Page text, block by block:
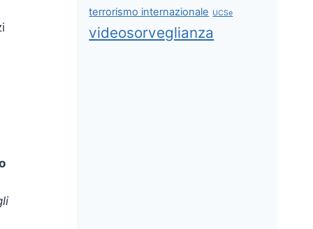
terrorismo internazionale UCSe
videosorveglianza